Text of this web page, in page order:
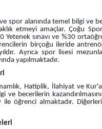
spor alanında temel bilgi ve
etmeyi amaçlar. Çoğu
sınavı ve %30
birçoğu ileride
Ayrıca spor lisesi
yapılmaktadır.
Hatiplik, İlahiyat ve
ve becerilerin
ile öğrenci almaktadır.